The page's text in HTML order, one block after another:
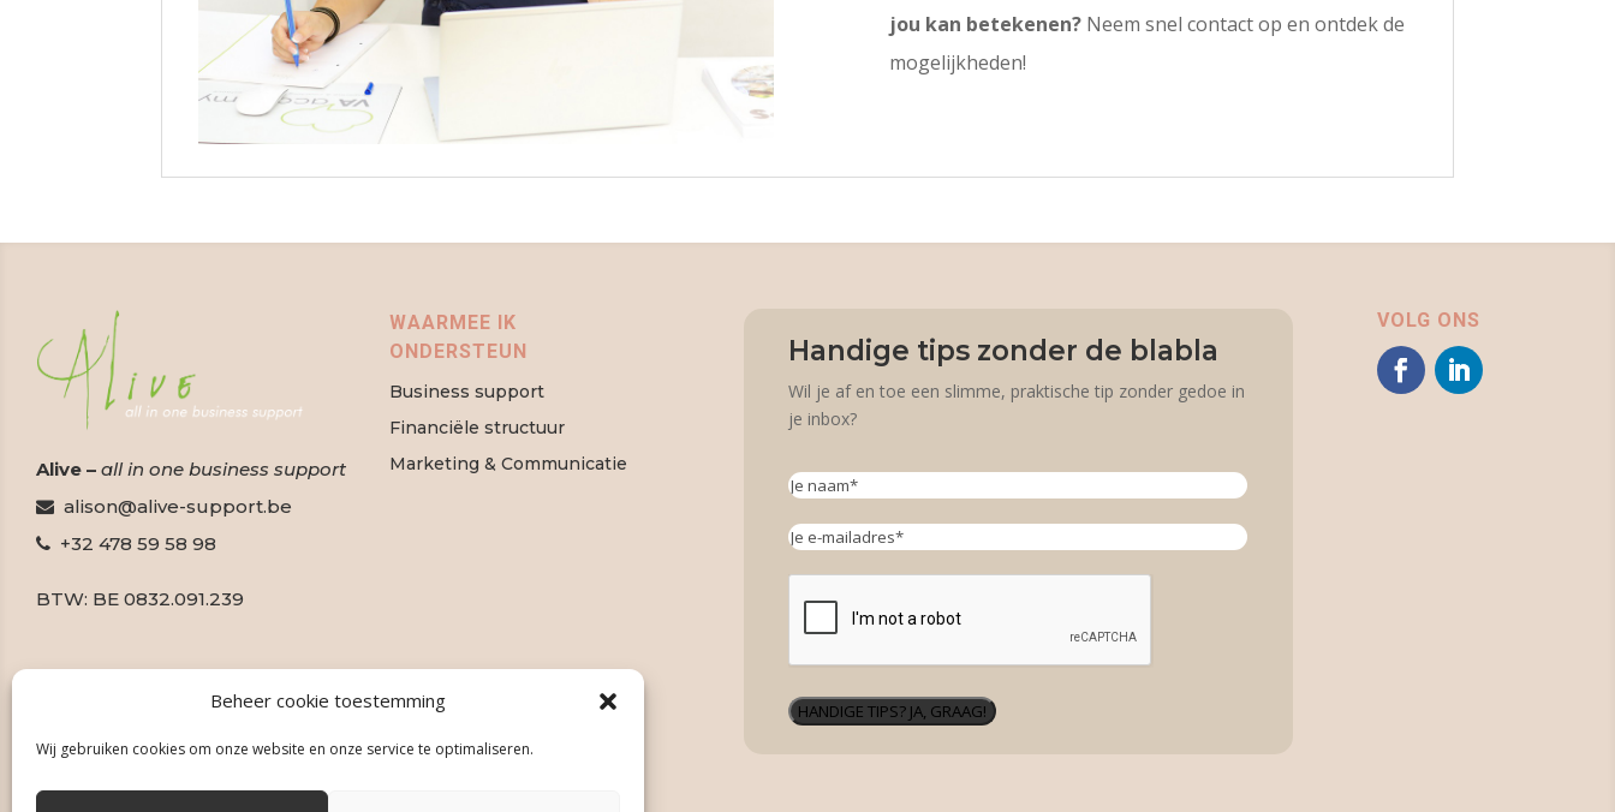
Beheer cookie toestemming
Wij gebruiken cookies om onze website en onze service te optimaliseren.
jou kan betekenen?Neem snel contact op en ontdek de
mogelijkheden!
Alive – all in one business support
alison@alive-support.be
+32 478 59 58 98
BTW: BE 0832.091.239
WAARMEE IK
ONDERSTEUN
Business support
Financiële structuur
Marketing & Communicatie
Handige tips zonder de blabla
Wil je af en toe een slimme, praktische tip zonder gedoe in
je inbox?
Je
naam
Email*
VOLG ONS